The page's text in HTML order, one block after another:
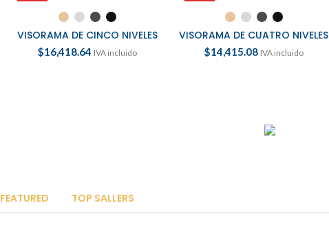
SELECCIONAR OPCIONES
VISORAMA DE CINCO NIVELES
$16,418.64 IVA incluido
SELECCIONAR OPCIONES
VISORAMA DE CUATRO NIVELES
$14,415.08 IVA incluido
FEATURED TOP SALLERS